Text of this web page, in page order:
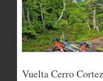
Vuelta Cerro